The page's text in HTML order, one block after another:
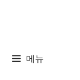
메뉴